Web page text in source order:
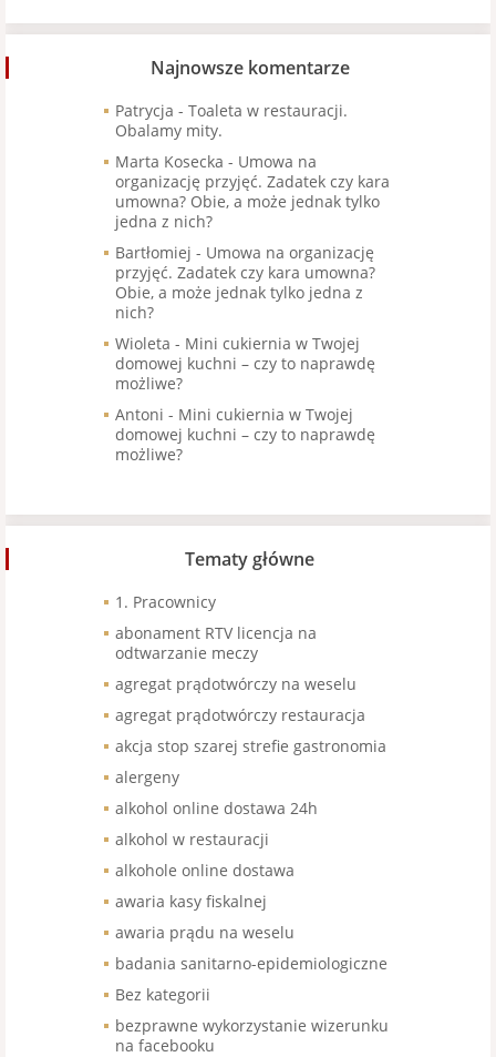
Najnowsze komentarze
Patrycja - Toaleta w restauracji.
Obalamy mity.
Marta Kosecka - Umowa na
organizację przyjęć. Zadatek czy kara
umowna? Obie, a może jednak tylko
jedna z nich?
Bartłomiej - Umowa na organizację
przyjęć. Zadatek czy kara umowna?
Obie, a może jednak tylko jedna z
nich?
Wioleta - Mini cukiernia w Twojej
domowej kuchni – czy to naprawdę
możliwe?
Antoni - Mini cukiernia w Twojej
domowej kuchni – czy to naprawdę
możliwe?
Tematy główne
1. Pracownicy
abonament RTV licencja na
odtwarzanie meczy
agregat prądotwórczy na weselu
agregat prądotwórczy restauracja
akcja stop szarej strefie gastronomia
alergeny
alkohol online dostawa 24h
alkohol w restauracji
alkohole online dostawa
awaria kasy fiskalnej
awaria prądu na weselu
badania sanitarno-epidemiologiczne
Bez kategorii
bezprawne wykorzystanie wizerunku
na facebooku